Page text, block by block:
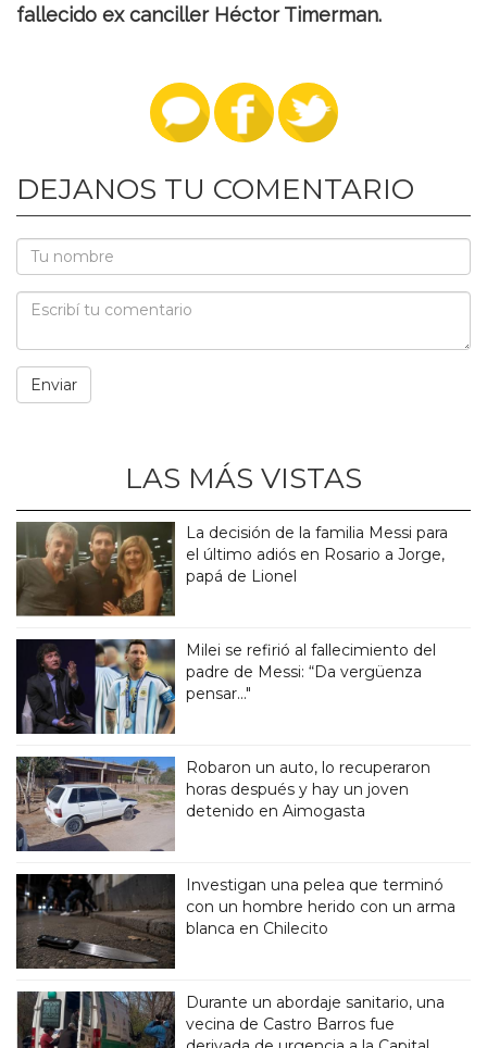
fallecido ex canciller Héctor Timerman.
DEJANOS TU COMENTARIO
LAS MÁS VISTAS
La decisión de la familia Messi para
el último adiós en Rosario a Jorge,
papá de Lionel
Milei se refirió al fallecimiento del
padre de Messi: “Da vergüenza
pensar..."
Robaron un auto, lo recuperaron
horas después y hay un joven
detenido en Aimogasta
Investigan una pelea que terminó
con un hombre herido con un arma
blanca en Chilecito
Durante un abordaje sanitario, una
vecina de Castro Barros fue